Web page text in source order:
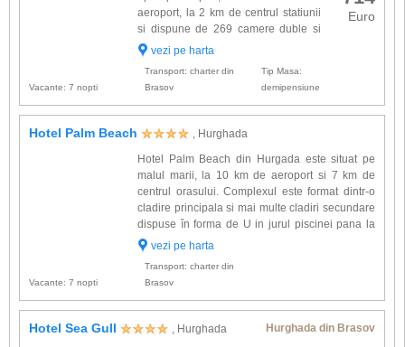
Euro
aeroport, la 2 km de centrul statiunii
si dispune de 269 camere duble si
14 apartamente. Spatiile de cazare
minibar,...
vezi pe harta
Vacante: 7 nopti
Transport: charter din
Brasov
Tip Masa:
demipensiune
Hotel Palm Beach
, Hurghada
Hotel Palm Beach din Hurgada este situat pe
malul marii, la 10 km de aeroport si 7 km de
centrul orasului. Complexul este format dintr-o
cladire principala si mai multe cladiri secundare
dispuse în forma de U in jurul piscinei pana la
plaja cu nisip. Camerele sunt dotate cu: aer
cu du...
vezi pe harta
Vacante: 7 nopti
Transport: charter din
Brasov
Hotel Sea Gull , Hurghada Hurghada din Brasov